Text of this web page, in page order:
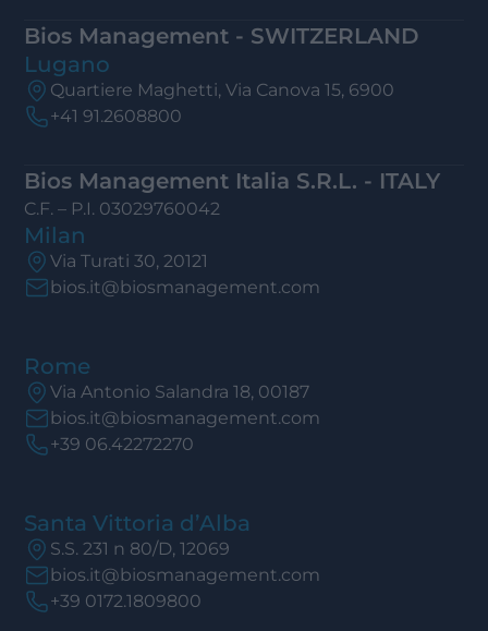
Bios Management - SWITZERLAND
Lugano
Quartiere Maghetti, Via Canova 15, 6900
+41 91.2608800
Bios Management Italia S.R.L. - ITALY
C.F. – P.I. 03029760042
Milan
Via Turati 30, 20121
bios.it@biosmanagement.com
Rome
Via Antonio Salandra 18, 00187
bios.it@biosmanagement.com
+39 06.42272270
Santa Vittoria d’Alba
S.S. 231 n 80/D, 12069
bios.it@biosmanagement.com
+39 0172.1809800